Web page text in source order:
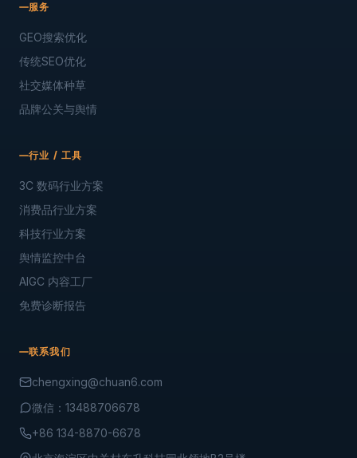
服务
GEO搜索优化
传统SEO优化
社交媒体种草
品牌公关与舆情
行业 / 工具
3C 数码行业方案
消费品行业方案
科技行业方案
舆情监控中台
AIGC 内容工厂
免费诊断报告
联系我们
chengxing@chuan6.com
微信：13488706678
+86 134-8870-6678